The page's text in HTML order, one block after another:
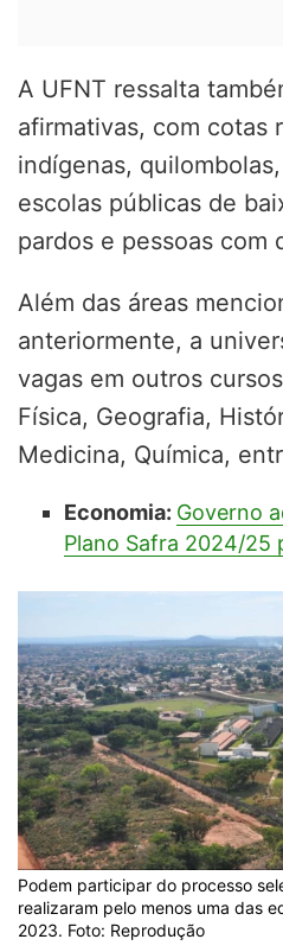
A UFNT ressalta
afirmativas, com cotas
indígenas,
escolas públicas de
pardos e pessoas com
Além das áreas
anteriormente, a
vagas em outros
Física, Geografia,
Medicina, Química,
Economia: Governo
Plano Safra 2024/25
Podem participar do processo
realizaram pelo menos uma das
2023. Foto: Reprodução